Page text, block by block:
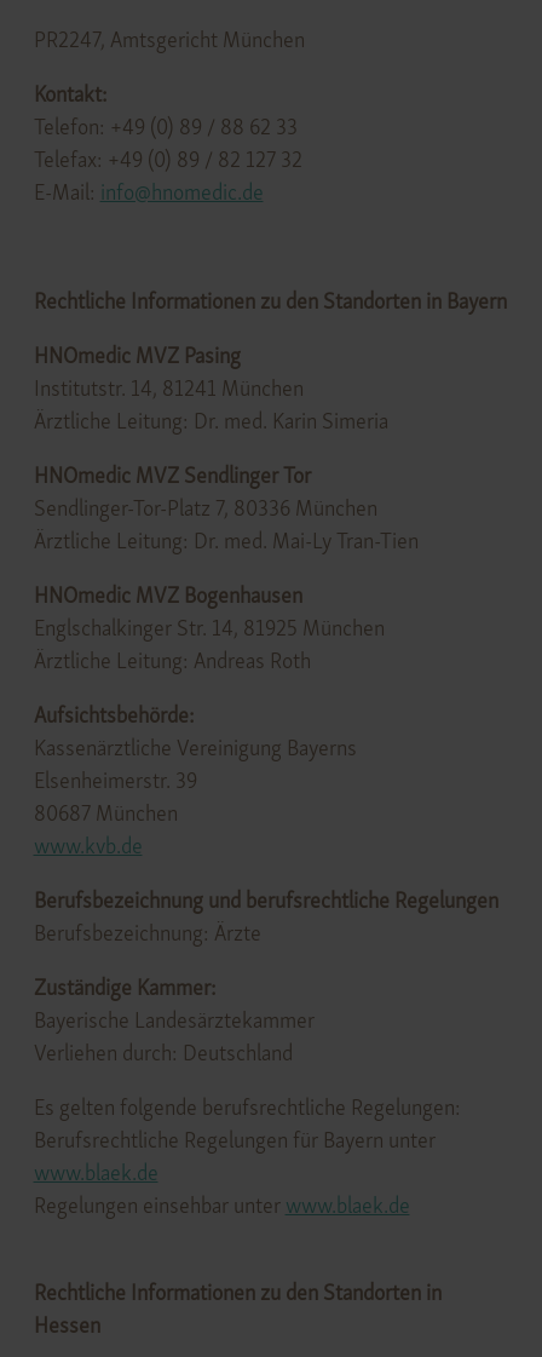
PR2247, Amtsgericht München
Kontakt:
Telefon: +49 (0) 89 / 88 62 33
Telefax: +49 (0) 89 / 82 127 32
E-Mail: info@hnomedic.de
Rechtliche Informationen zu den Standorten in Bayern
HNOmedic MVZ Pasing
Institutstr. 14, 81241 München
Ärztliche Leitung: Dr. med. Karin Simeria
HNOmedic MVZ Sendlinger Tor
Sendlinger-Tor-Platz 7, 80336 München
Ärztliche Leitung: Dr. med. Mai-Ly Tran-Tien
HNOmedic MVZ Bogenhausen
Englschalkinger Str. 14, 81925 München
Ärztliche Leitung: Andreas Roth
Aufsichtsbehörde:
Kassenärztliche Vereinigung Bayerns
Elsenheimerstr. 39
80687 München
www.kvb.de
Berufsbezeichnung und berufsrechtliche Regelungen
Berufsbezeichnung: Ärzte
Zuständige Kammer:
Bayerische Landesärztekammer
Verliehen durch: Deutschland
Es gelten folgende berufsrechtliche Regelungen:
Berufsrechtliche Regelungen für Bayern unter
www.blaek.de
Regelungen einsehbar unter www.blaek.de
Rechtliche Informationen zu den Standorten in
Hessen